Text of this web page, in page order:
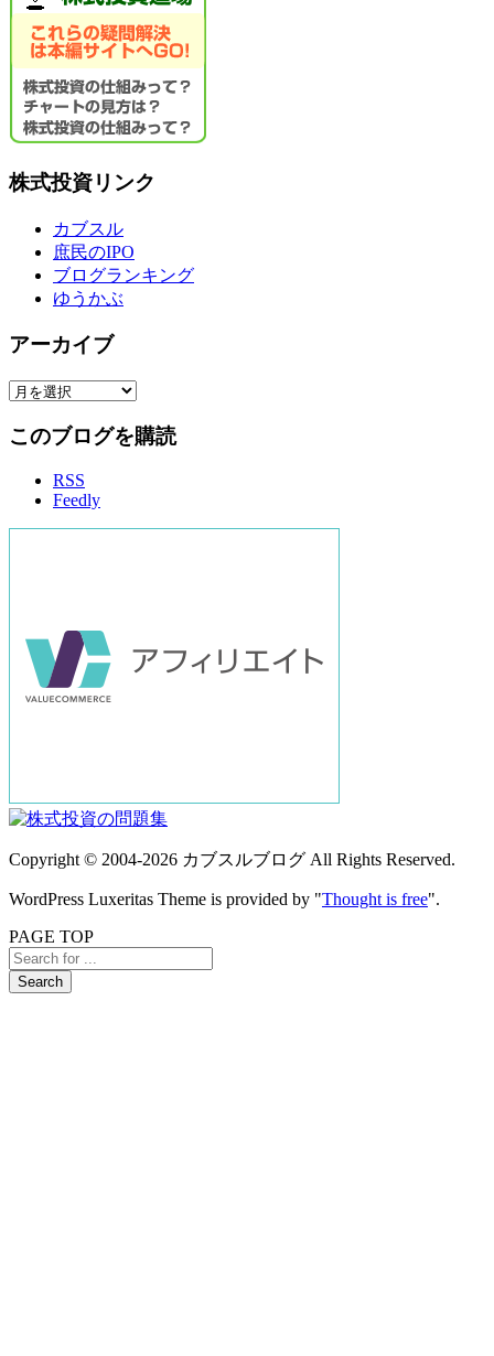
株式投資リンク
カブスル
庶民のIPO
ブログランキング
ゆうかぶ
アーカイブ
ア
カ
このブログを購読
RSS
Feedly
Copyright © 2004-2026 カブスルブログ All Rights Reserved.
WordPress Luxeritas Theme is provided by "Thought is free".
PAGE TOP